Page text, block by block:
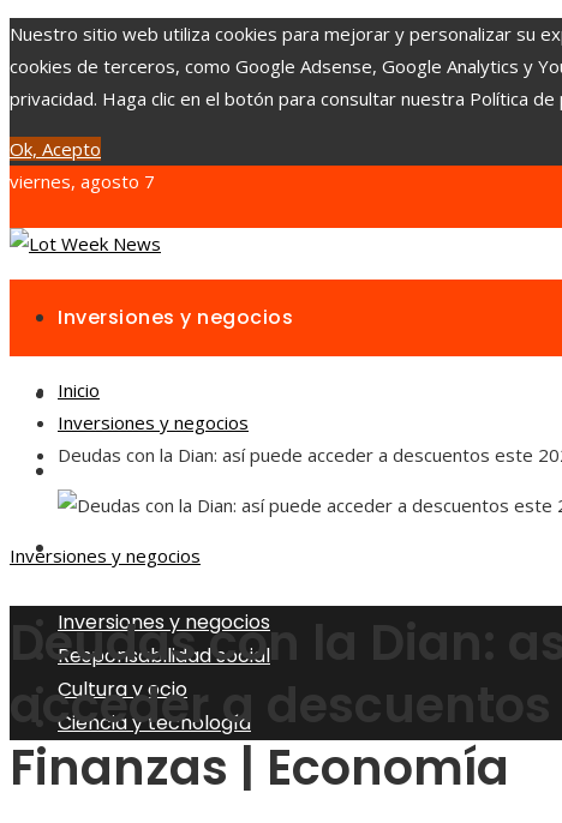
Nuestro sitio web utiliza cookies para mejorar y personalizar su
cookies de terceros, como Google Adsense, Google Analytics y
privacidad. Haga clic en el botón para consultar nuestra Política de
Ok, Acepto
viernes, agosto 7
Inversiones y negocios
Responsabilidad social
Cultura y ocio
Ciencia y tecnología
Inversiones y negocios
Responsabilidad social
Cultura y ocio
Ciencia y tecnología
Inicio
Inversiones y negocios
Deudas con la Dian: así puede acceder a descuentos este
Inversiones y negocios
Deudas con la Dian:
acceder a descuentos
Finanzas | Economía